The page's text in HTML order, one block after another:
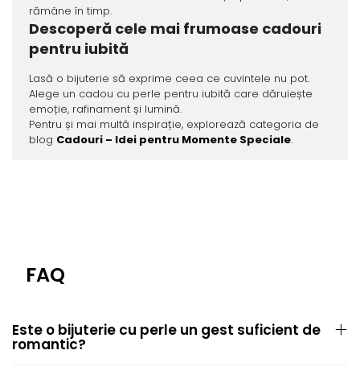
rămâne în timp.
Descoperă cele mai frumoase cadouri
pentru iubită
Lasă o bijuterie să exprime ceea ce cuvintele nu pot.
Alege un cadou cu perle pentru iubită care dăruiește
emoție, rafinament și lumină.
Pentru și mai multă inspirație, explorează categoria de
blog Cadouri – Idei pentru Momente Speciale.
FAQ
Este o bijuterie cu perle un gest suficient de
romantic?